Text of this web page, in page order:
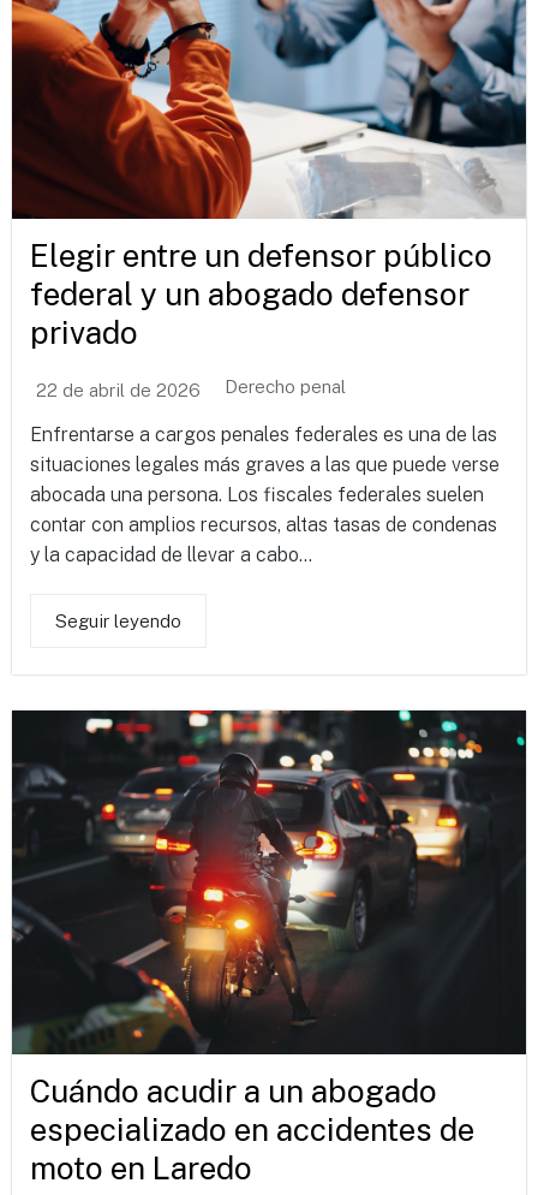
Elegir entre un defensor público
federal y un abogado defensor
privado
22 de abril de 2026 Derecho penal
Enfrentarse a cargos penales federales es una de las
situaciones legales más graves a las que puede verse
abocada una persona. Los fiscales federales suelen
contar con amplios recursos, altas tasas de condenas
y la capacidad de llevar a cabo...
Seguir leyendo
Cuándo acudir a un abogado
especializado en accidentes de
moto en Laredo